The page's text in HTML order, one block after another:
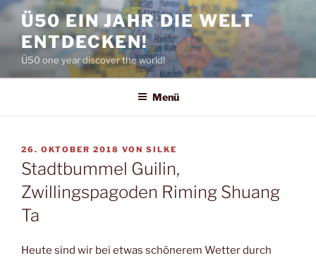
Zum
Inhalt
springen
Ü50 EIN JAHR DIE WELT
ENTDECKEN!
Ü50 one year discover the world!
Menü
VERÖFFENTLICHT
AM
26. OKTOBER 2018 VON SILKE
Stadtbummel Guilin,
Zwillingspagoden Riming Shuang
Ta
Heute sind wir bei etwas schönerem Wetter durch